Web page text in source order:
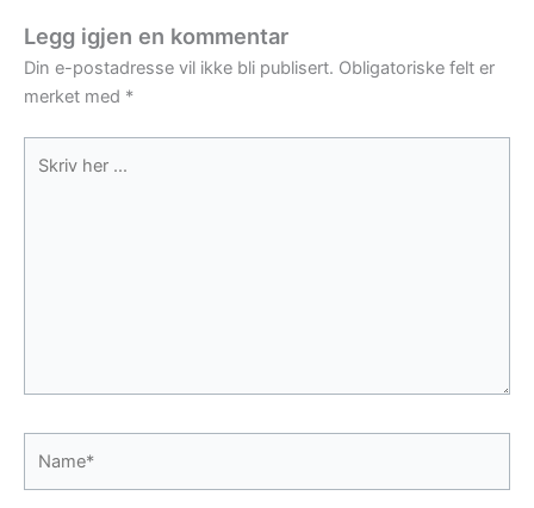
Legg igjen en kommentar
Din e-postadresse vil ikke bli publisert. Obligatoriske felt er
merket med *
her